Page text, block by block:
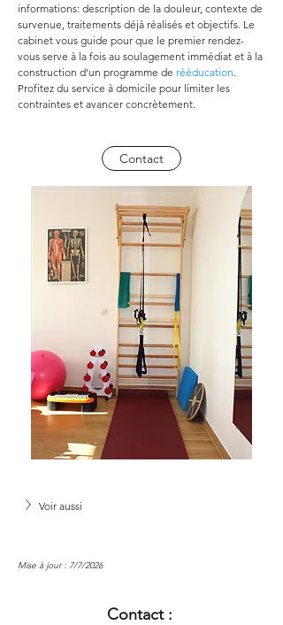
informations: description de la douleur, contexte de
survenue, traitements déjà réalisés et objectifs. Le
cabinet vous guide pour que le premier rendez-
vous serve à la fois au soulagement immédiat et à la
construction d’un programme de rééducation.
Profitez du service à domicile pour limiter les
contraintes et avancer concrètement.
Contact
Voir aussi
Mise à jour : 7/7/2026
Contact :